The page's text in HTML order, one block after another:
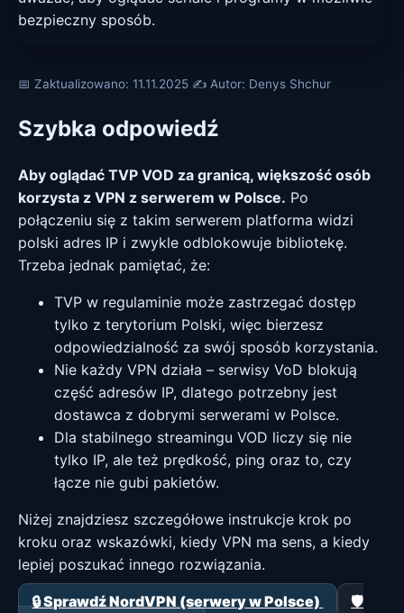
bezpieczny sposób.
📅 Zaktualizowano: 11.11.2025 ✍️ Autor: Denys Shchur
Szybka odpowiedź
Aby oglądać TVP VOD za granicą, większość osób
korzysta z VPN z serwerem w Polsce. Po
połączeniu się z takim serwerem platforma widzi
polski adres IP i zwykle odblokowuje bibliotekę.
Trzeba jednak pamiętać, że:
TVP w regulaminie może zastrzegać dostęp
tylko z terytorium Polski, więc bierzesz
odpowiedzialność za swój sposób korzystania.
Nie każdy VPN działa – serwisy VoD blokują
część adresów IP, dlatego potrzebny jest
dostawca z dobrymi serwerami w Polsce.
Dla stabilnego streamingu VOD liczy się nie
tylko IP, ale też prędkość, ping oraz to, czy
łącze nie gubi pakietów.
Niżej znajdziesz szczegółowe instrukcje krok po
kroku oraz wskazówki, kiedy VPN ma sens, a kiedy
lepiej poszukać innego rozwiązania.
🔒 Sprawdź NordVPN (serwery w Polsce)
🛡️